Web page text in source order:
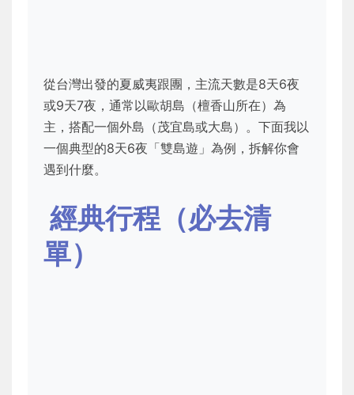
從台灣出發的夏威夷跟團，主流天數是8天6夜
或9天7夜，通常以歐胡島（檀香山所在）為
主，搭配一個外島（茂宜島或大島）。下面我以
一個典型的8天6夜「雙島遊」為例，拆解你會
遇到什麼。
經典行程（必去清
單）